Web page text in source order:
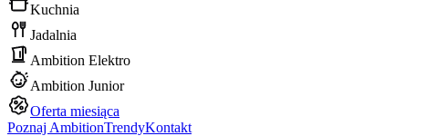
Kuchnia
Jadalnia
Ambition Elektro
Ambition Junior
Oferta miesiąca
Poznaj AmbitionTrendyKontakt